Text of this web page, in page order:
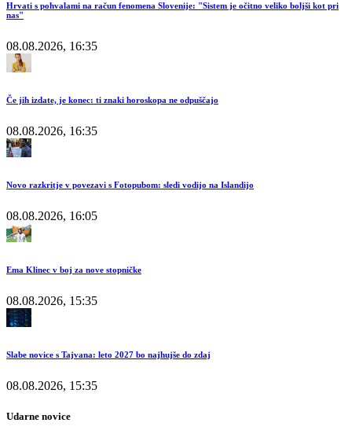
Hrvati s pohvalami na račun fenomena Slovenije: "Sistem je očitno veliko boljši kot pri
nas"
08.08.2026, 16:35
Če jih izdate, je konec: ti znaki horoskopa ne odpuščajo
08.08.2026, 16:35
Novo razkritje v povezavi s Fotopubom: sledi vodijo na Islandijo
08.08.2026, 16:05
Ema Klinec v boj za nove stopničke
08.08.2026, 15:35
Slabe novice s Tajvana: leto 2027 bo najhujše do zdaj
08.08.2026, 15:35
Udarne novice